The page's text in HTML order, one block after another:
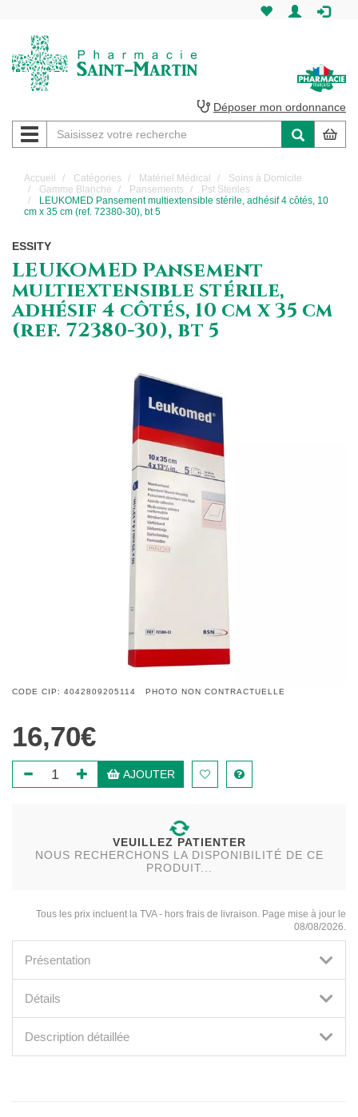
Martin
Pharmacie
Saint-
Martin
Déposer mon ordonnance
Navigation
Accueil Catégories Matériel Médical
Soins à Domicile
Gamme Blanche
Pansements
Pst Steriles
LEUKOMED Pansement multiextensible stérile, adhésif 4 côtés, 10
cm x 35 cm (ref. 72380-30), bt 5
ESSITY
LEUKOMED Pansement
multiextensible stérile,
adhésif 4 côtés, 10 cm x 35 cm
(ref. 72380-30), bt 5
CODE CIP: 4042809205114 PHOTO NON CONTRACTUELLE
16,70€
AJOUTER
VEUILLEZ PATIENTER
NOUS RECHERCHONS LA DISPONIBILITÉ DE CE
PRODUIT...
Tous les prix incluent la TVA - hors frais de livraison. Page mise à jour le
08/08/2026.
Présentation
Détails
Description détaillée